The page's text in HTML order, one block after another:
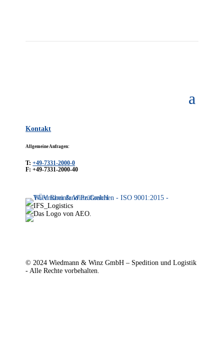
Kontakt
Allgemeine Anfragen:
T:+49-7331-2000-0
F: +49-7331-2000-40
© 2024 Wiedmann & Winz GmbH – Spedition und Logistik
- Alle Rechte vorbehalten.